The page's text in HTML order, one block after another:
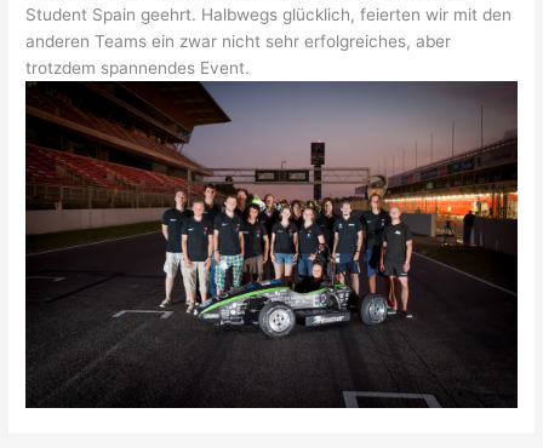
Student Spain geehrt. Halbwegs glücklich, feierten wir mit den
anderen Teams ein zwar nicht sehr erfolgreiches, aber
trotzdem spannendes Event.